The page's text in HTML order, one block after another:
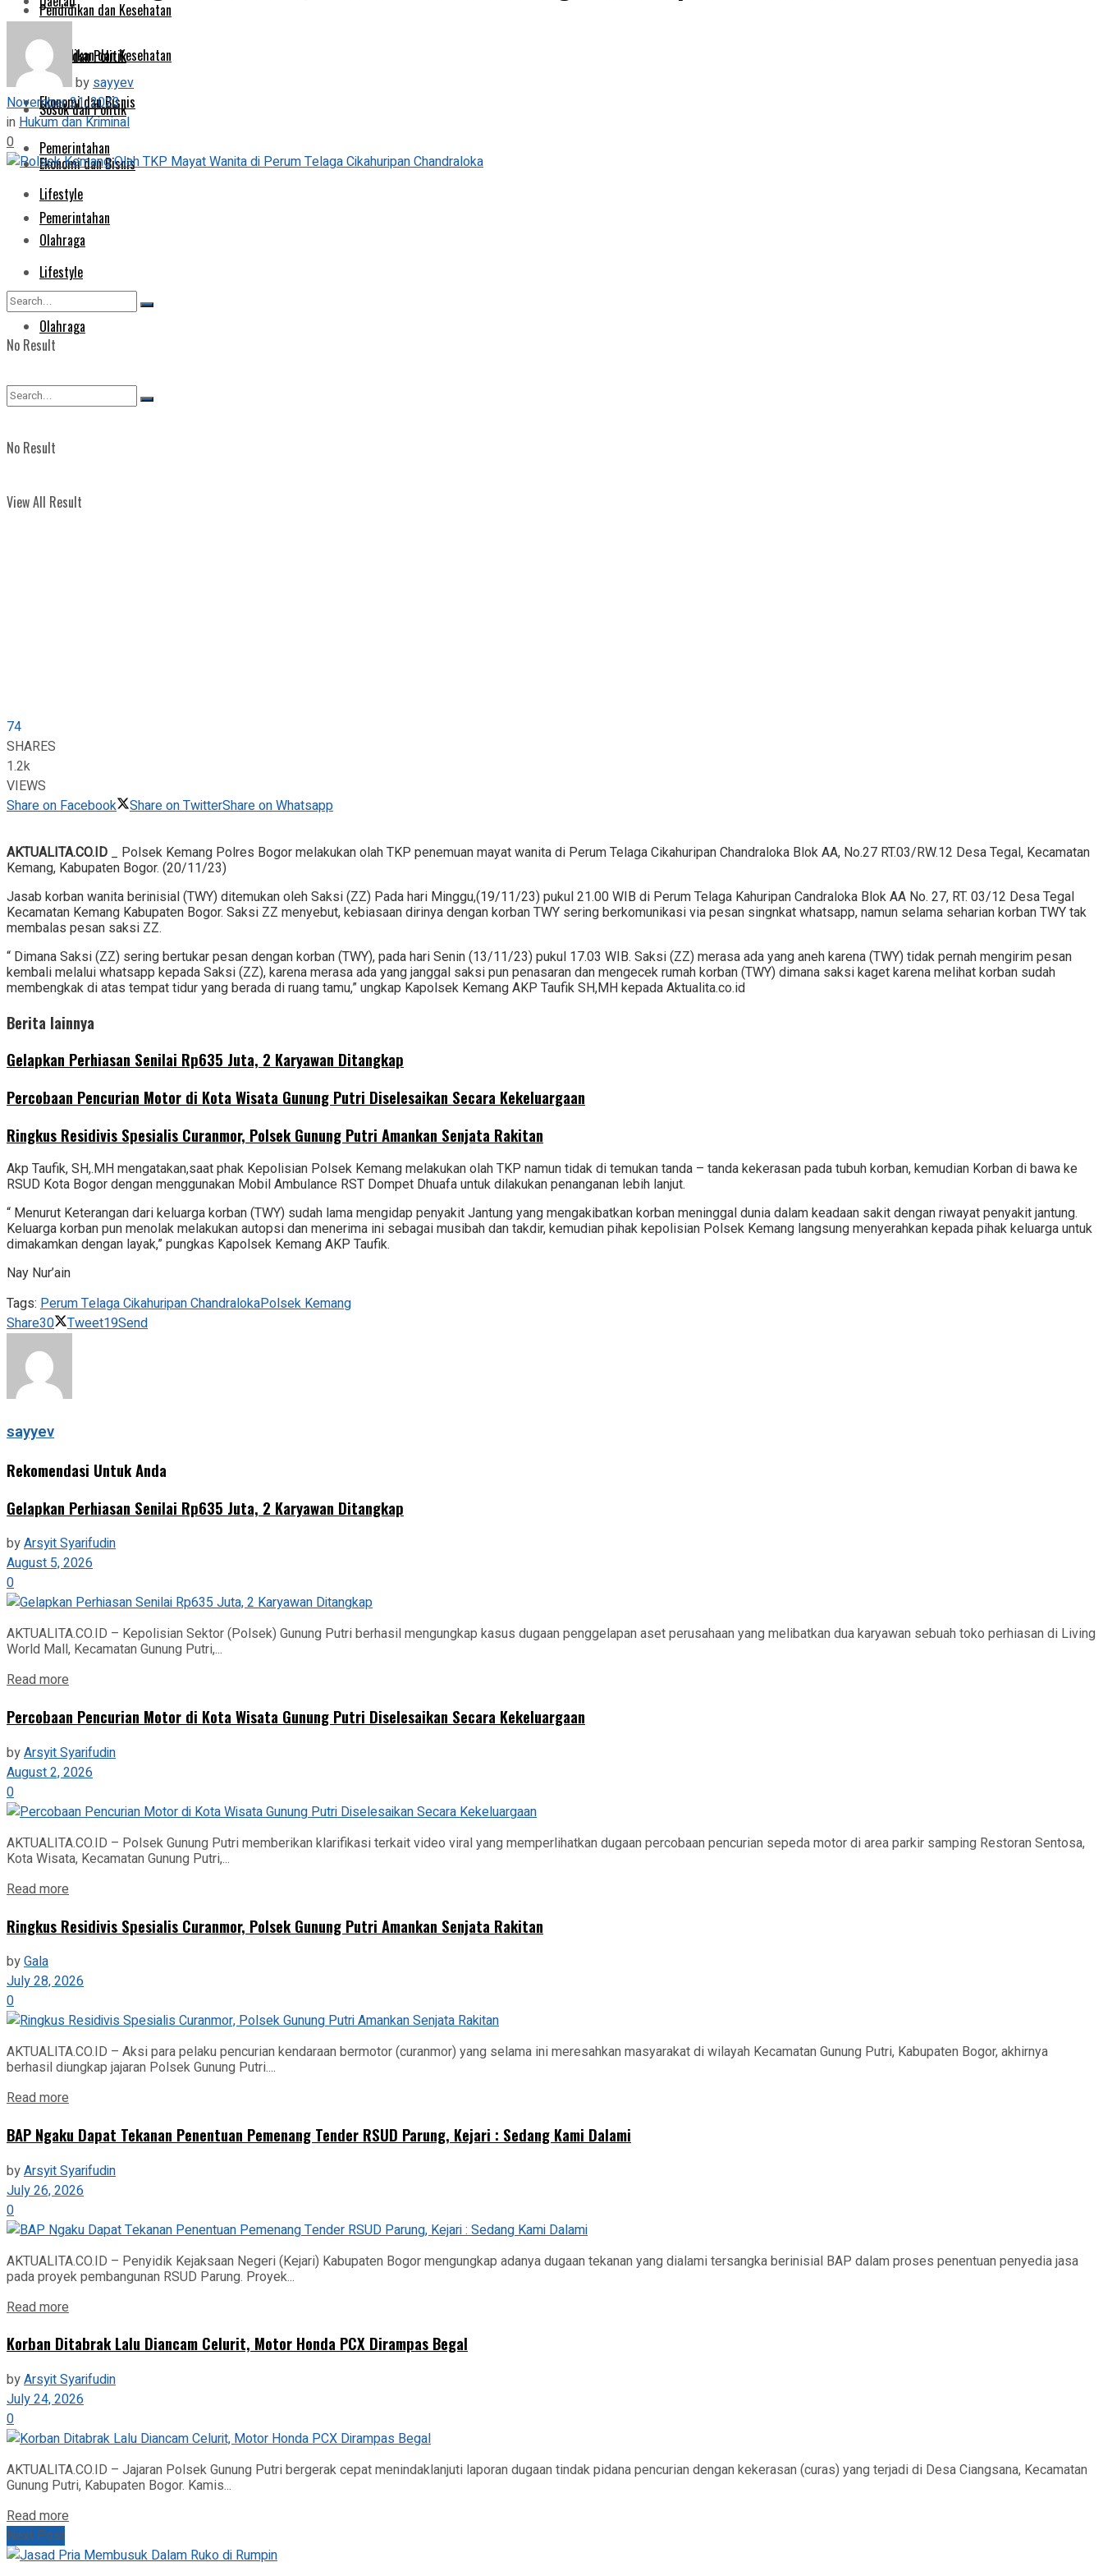
Pendidikan dan Kesehatan
Sosok dan Politik
Ekonomi dan Bisnis
Pemerintahan
Lifestyle
Olahraga
No Result
View All Result
Pendidikan dan Kesehatan
Sosok dan Politik
Ekonomi dan Bisnis
Pemerintahan
Lifestyle
Olahraga
No Result
View All Result
bysayyev
November 21, 2023
inHukum dan Kriminal
0
74
SHARES
1.2k
VIEWS
Share on Facebook
Share on TwitterShare on Whatsapp
AKTUALITA.CO.ID _ Polsek Kemang Polres Bogor melakukan olah TKP penemuan mayat wanita di Perum Telaga Cikahuripan Chandraloka Blok AA, No.27 RT.03/RW.12 Desa Tegal, Kecamatan
Kemang, Kabupaten Bogor. (20/11/23)
Jasab korban wanita berinisial (TWY) ditemukan oleh Saksi (ZZ) Pada hari Minggu,(19/11/23) pukul 21.00 WIB di Perum Telaga Kahuripan Candraloka Blok AA No. 27, RT. 03/12 Desa Tegal
Kecamatan Kemang Kabupaten Bogor. Saksi ZZ menyebut, kebiasaan dirinya dengan korban TWY sering berkomunikasi via pesan singnkat whatsapp, namun selama seharian korban TWY tak
membalas pesan saksi ZZ.
“ Dimana Saksi (ZZ) sering bertukar pesan dengan korban (TWY), pada hari Senin (13/11/23) pukul 17.03 WIB. Saksi (ZZ) merasa ada yang aneh karena (TWY) tidak pernah mengirim pesan
kembali melalui whatsapp kepada Saksi (ZZ), karena merasa ada yang janggal saksi pun penasaran dan mengecek rumah korban (TWY) dimana saksi kaget karena melihat korban sudah
membengkak di atas tempat tidur yang berada di ruang tamu,” ungkap Kapolsek Kemang AKP Taufik SH,MH kepada Aktualita.co.id
Berita lainnya
Gelapkan Perhiasan Senilai Rp635 Juta, 2 Karyawan Ditangkap
‎Percobaan Pencurian Motor di Kota Wisata Gunung Putri Diselesaikan Secara Kekeluargaan
Ringkus Residivis Spesialis Curanmor, Polsek Gunung Putri Amankan Senjata Rakitan
Akp Taufik, SH,.MH mengatakan,saat phak Kepolisian Polsek Kemang melakukan olah TKP namun tidak di temukan tanda – tanda kekerasan pada tubuh korban, kemudian Korban di bawa ke
RSUD Kota Bogor dengan menggunakan Mobil Ambulance RST Dompet Dhuafa untuk dilakukan penanganan lebih lanjut.
“ Menurut Keterangan dari keluarga korban (TWY) sudah lama mengidap penyakit Jantung yang mengakibatkan korban meninggal dunia dalam keadaan sakit dengan riwayat penyakit jantung.
Keluarga korban pun menolak melakukan autopsi dan menerima ini sebagai musibah dan takdir, kemudian pihak kepolisian Polsek Kemang langsung menyerahkan kepada pihak keluarga untuk
dimakamkan dengan layak,” pungkas Kapolsek Kemang AKP Taufik.
Nay Nur’ain
Tags: Perum Telaga Cikahuripan ChandralokaPolsek Kemang
Share30 Tweet19Send
sayyev
Rekomendasi Untuk Anda
Gelapkan Perhiasan Senilai Rp635 Juta, 2 Karyawan Ditangkap
byArsyit Syarifudin
August 5, 2026
0
AKTUALITA.CO.ID – Kepolisian Sektor (Polsek) Gunung Putri berhasil mengungkap kasus dugaan penggelapan aset perusahaan yang melibatkan dua karyawan sebuah toko perhiasan di Living
World Mall, Kecamatan Gunung Putri,...
Read more
‎Percobaan Pencurian Motor di Kota Wisata Gunung Putri Diselesaikan Secara Kekeluargaan
byArsyit Syarifudin
August 2, 2026
0
AKTUALITA.CO.ID – Polsek Gunung Putri memberikan klarifikasi terkait video viral yang memperlihatkan dugaan percobaan pencurian sepeda motor di area parkir samping Restoran Sentosa,
Kota Wisata, Kecamatan Gunung Putri,...
Read more
Ringkus Residivis Spesialis Curanmor, Polsek Gunung Putri Amankan Senjata Rakitan
byGala
July 28, 2026
0
AKTUALITA.CO.ID – Aksi para pelaku pencurian kendaraan bermotor (curanmor) yang selama ini meresahkan masyarakat di wilayah Kecamatan Gunung Putri, Kabupaten Bogor, akhirnya
berhasil diungkap jajaran Polsek Gunung Putri....
Read more
BAP Ngaku Dapat Tekanan Penentuan Pemenang Tender RSUD Parung, Kejari : Sedang Kami Dalami
byArsyit Syarifudin
July 26, 2026
0
AKTUALITA.CO.ID – Penyidik Kejaksaan Negeri (Kejari) Kabupaten Bogor mengungkap adanya dugaan tekanan yang dialami tersangka berinisial BAP dalam proses penentuan penyedia jasa
pada proyek pembangunan RSUD Parung. Proyek...
Read more
Korban Ditabrak Lalu Diancam Celurit, Motor Honda PCX Dirampas Begal
byArsyit Syarifudin
July 24, 2026
0
AKTUALITA.CO.ID – Jajaran Polsek Gunung Putri bergerak cepat menindaklanjuti laporan dugaan tindak pidana pencurian dengan kekerasan (curas) yang terjadi di Desa Ciangsana, Kecamatan
Gunung Putri, Kabupaten Bogor. Kamis...
Read more
Next Post